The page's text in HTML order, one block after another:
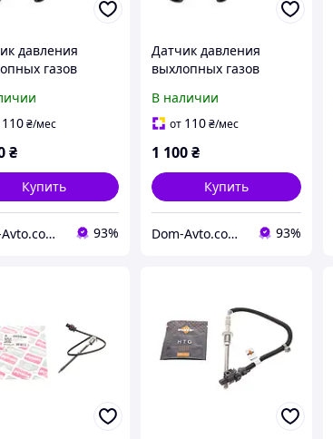
давления
газов
W211 W212 W221
Sprinter 906 Viano
110₴/мес
₴
Купить
Dom-Avto.com.ua - Запчастини та аксесуари за вигідною ціною 93%
Датчик давления
выхлопных газов
W204 W211 W212 W221
W245 Sprinter 906 Viano
В наличии
от 110₴/мес
1 100₴
Купить
Dom-Avto.com.ua - Запчастини та аксесуари за вигідною ціною 93%